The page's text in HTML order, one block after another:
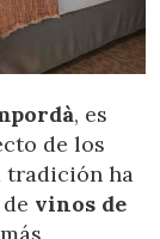
, es
de los
tradición ha
vinos de